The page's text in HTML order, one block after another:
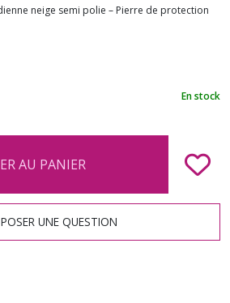
neige semi polie – Pierre de protection
En stock
AU PANIER
UNE QUESTION